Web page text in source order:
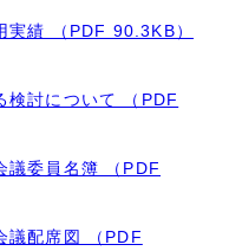
績 （PDF 90.3KB）
討について （PDF
委員名簿 （PDF
配席図 （PDF